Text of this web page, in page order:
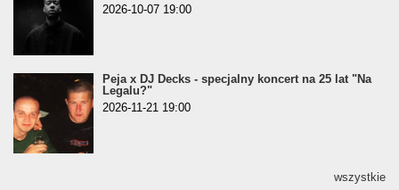
2026-10-07 19:00
Peja x DJ Decks - specjalny koncert na 25 lat "Na
Legalu?"
2026-11-21 19:00
wszystkie